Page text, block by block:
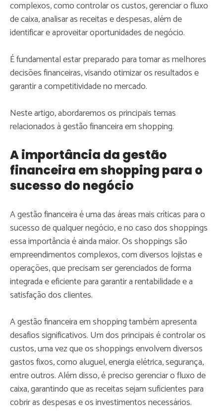
complexos, como controlar os custos, gerenciar o fluxo
de caixa, analisar as receitas e despesas, além de
identificar e aproveitar oportunidades de negócio.
É fundamental estar preparado para tomar as melhores
decisões financeiras, visando otimizar os resultados e
garantir a competitividade no mercado.
Neste artigo, abordaremos os principais temas
relacionados à gestão financeira em shopping.
A importância da gestão
financeira em shopping para o
sucesso do negócio
A gestão financeira é uma das áreas mais críticas para o
sucesso de qualquer negócio, e no caso dos shoppings
essa importância é ainda maior. Os shoppings são
empreendimentos complexos, com diversos lojistas e
operações, que precisam ser gerenciados de forma
integrada e eficiente para garantir a rentabilidade e a
satisfação dos clientes.
A gestão financeira em shopping também apresenta
desafios significativos. Um dos principais é controlar os
custos, uma vez que os shoppings envolvem diversos
gastos fixos, como aluguel, energia elétrica, segurança,
entre outros. Além disso, é preciso gerenciar o fluxo de
caixa, garantindo que as receitas sejam suficientes para
cobrir as despesas e os investimentos necessários.